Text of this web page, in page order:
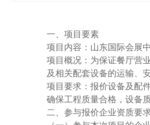
一、项目要素
项目内容：山东国际会展
项目概况：为保证餐厅营
及相关配套设备的运输、
项目要求：报价设备及配
确保工程质量合格，设备
二、参与报价企业资质要